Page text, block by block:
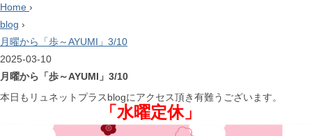
Home ›
blog ›
月曜から「歩～AYUMI」3/10
2025-03-10
月曜から「歩～AYUMI」3/10
本日もリュネットプラスblogにアクセス頂き有難うございます。
「水曜定休」